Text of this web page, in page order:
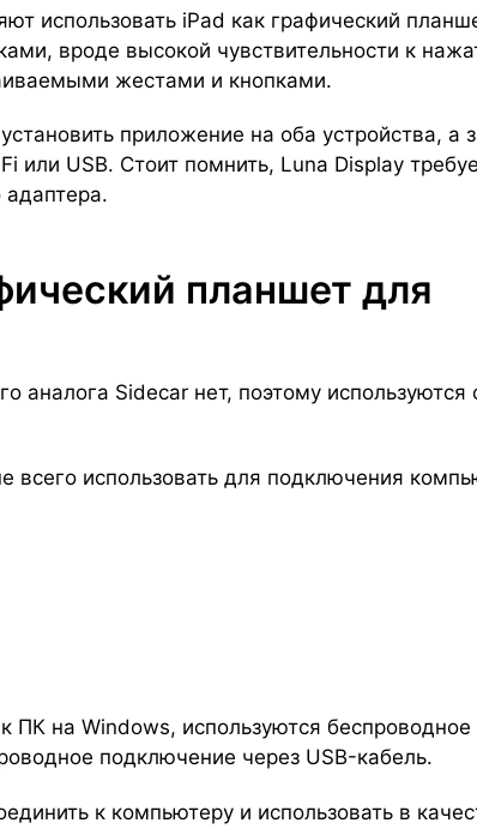
использовать iPad как графический
вроде высокой чувствительности к
жестами и кнопками.
приложение на оба устройства, а
или USB. Стоит помнить, Luna Display
адаптера.
планшет для
аналога Sidecar нет, поэтому используются
всего использовать для подключения
ПК на Windows, используются беспроводное
подключение через USB-кабель.
к компьютеру и использовать в